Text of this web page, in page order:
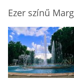
Ezer színű